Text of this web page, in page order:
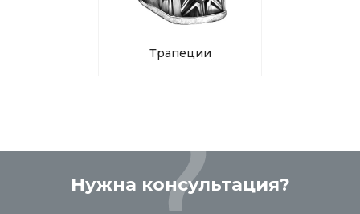
Трапеции
Нужна консультация?